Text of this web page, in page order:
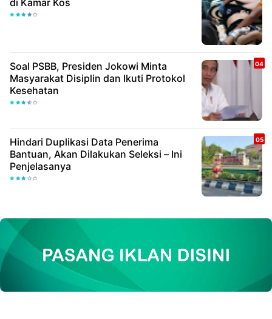
Soal PSBB, Presiden Jokowi Minta
Masyarakat Disiplin dan Ikuti Protokol
Kesehatan
Hindari Duplikasi Data Penerima
Bantuan, Akan Dilakukan Seleksi – Ini
Penjelasanya